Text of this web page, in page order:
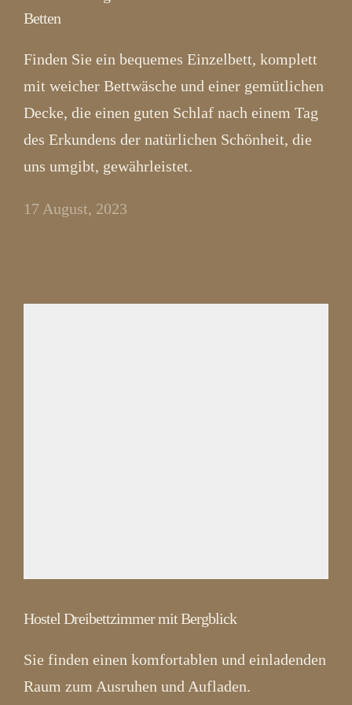
Betten
Finden Sie ein bequemes Einzelbett, komplett
mit weicher Bettwäsche und einer gemütlichen
Decke, die einen guten Schlaf nach einem Tag
des Erkundens der natürlichen Schönheit, die
uns umgibt, gewährleistet.
17 August, 2023
Hostel Dreibettzimmer mit Bergblick
Sie finden einen komfortablen und einladenden
Raum zum Ausruhen und Aufladen.